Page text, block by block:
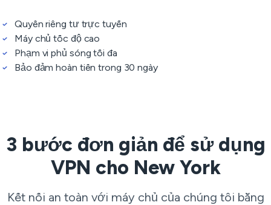
Quyền riêng tư trực tuyến
Máy chủ tốc độ cao
Phạm vi phủ sóng tối đa
Bảo đảm hoàn tiền trong 30 ngày
3 bước đơn giản để sử dụng
VPN cho New York
Kết nối an toàn với máy chủ của chúng tôi bằng